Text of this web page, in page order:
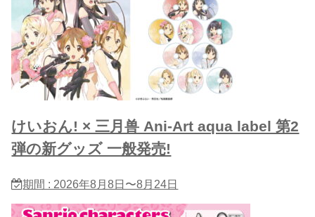
けいおん! × 三月兽 Ani-Art aqua label 第2
弾の新グッズ 一般発売!
期間 : 2026年8月8日〜8月24日